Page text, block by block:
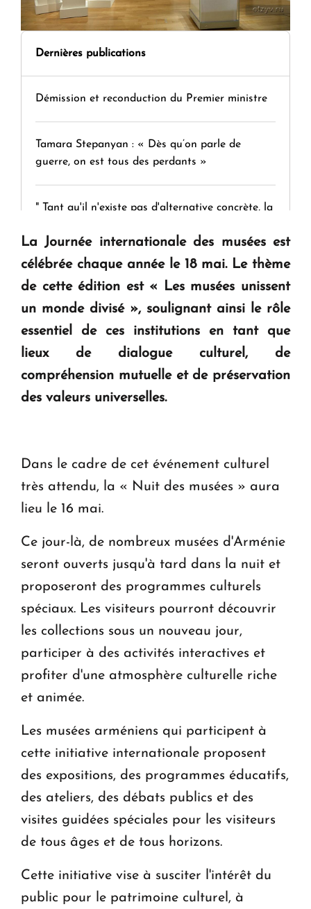
Dernières publications
Démission et reconduction du Premier ministre
Tamara Stepanyan : « Dès qu’on parle de
guerre, on est tous des perdants »
" Tant qu'il n'existe pas d'alternative concrète, la
KASA : 30 ans d'audace, de résilience et d'avenir
en Arménie
Le premier hôtel Hyatt Regency d'Arménie
ouvrira ses portes à Dilijan
La Journée internationale des musées est
célébrée chaque année le 18 mai. Le thème
de cette édition est « Les musées unissent
un monde divisé », soulignant ainsi le rôle
essentiel de ces institutions en tant que
lieux de dialogue culturel, de
compréhension mutuelle et de préservation
des valeurs universelles.
Dans le cadre de cet événement culturel
très attendu, la « Nuit des musées » aura
lieu le 16 mai.
Ce jour-là, de nombreux musées d'Arménie
seront ouverts jusqu'à tard dans la nuit et
proposeront des programmes culturels
spéciaux. Les visiteurs pourront découvrir
les collections sous un nouveau jour,
participer à des activités interactives et
profiter d'une atmosphère culturelle riche
et animée.
Les musées arméniens qui participent à
cette initiative internationale proposent
des expositions, des programmes éducatifs,
des ateliers, des débats publics et des
visites guidées spéciales pour les visiteurs
de tous âges et de tous horizons.
Cette initiative vise à susciter l'intérêt du
public pour le patrimoine culturel, à